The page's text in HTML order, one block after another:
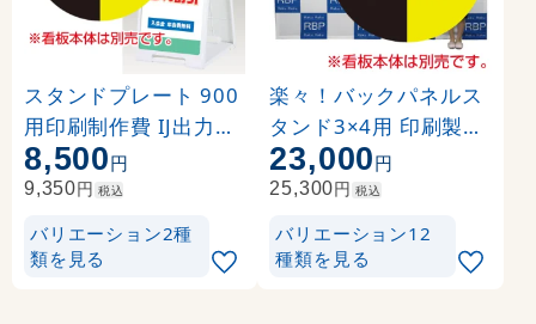
スタンドプレート 900
用印刷制作費 IJ出力＋
UVマットラミネート加
工込 【両面印刷】 ※看
8,500円
9,350円 税込
バリエーション2種
類を見る
楽々！バックパネルス
タンド3×4用 印刷製作
代 (※本体別売) トロマ
ット(2枚つなぎ) 正面
Print-19305-TM1)
23,000円
25,300円 税込
バリエーション12
種類を見る